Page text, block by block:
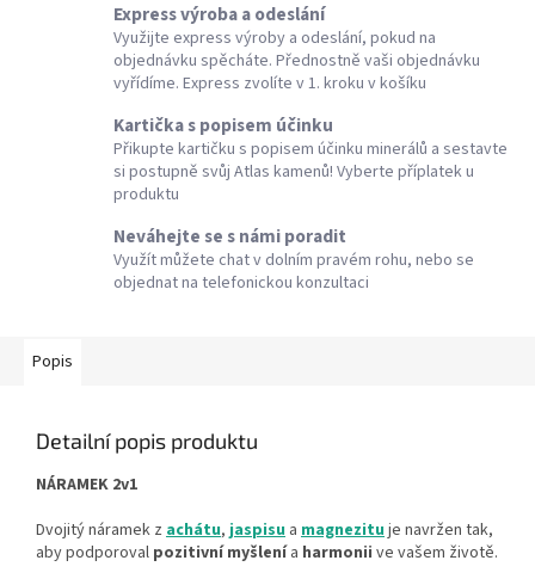
Express výroba a odeslání
Využijte express výroby a odeslání, pokud na
objednávku spěcháte. Přednostně vaši objednávku
vyřídíme. Express zvolíte v 1. kroku v košíku
Kartička s popisem účinku
Přikupte kartičku s popisem účinku minerálů a sestavte
si postupně svůj Atlas kamenů! Vyberte příplatek u
produktu
Neváhejte se s námi poradit
Využít můžete chat v dolním pravém rohu, nebo se
objednat na telefonickou konzultaci
Popis
Detailní popis produktu
NÁRAMEK 2v1
Dvojitý náramek z achátu,jaspisu a magnezituje navržen tak,
aby podporoval pozitivní myšlenía harmonii ve vašem životě.